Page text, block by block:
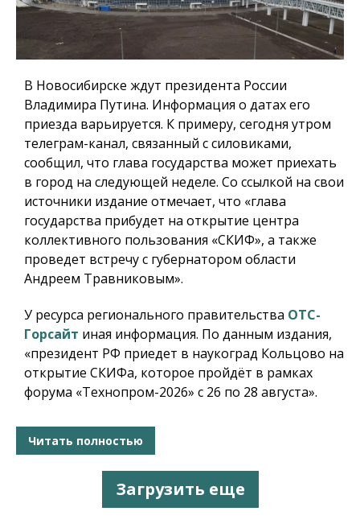
В Новосибирске ждут президента России
Владимира Путина. Информация о датах его
приезда варьируется. К примеру, сегодня утром
телеграм-канал, связанный с силовиками,
сообщил, что глава государства может приехать
в город на следующей неделе. Со ссылкой на свои
источники издание отмечает, что «глава
государства прибудет на открытие центра
коллективного пользования «СКИФ», а также
проведет встречу с губернатором области
Андреем Травниковым».
У ресурса регионального правительства ОТС-
Горсайт иная информация. По данным издания,
«президент РФ приедет в наукоград Кольцово на
открытие СКИФа, которое пройдёт в рамках
форума «Технопром-2026» с 26 по 28 августа».
Читать полностью
Загрузить еще